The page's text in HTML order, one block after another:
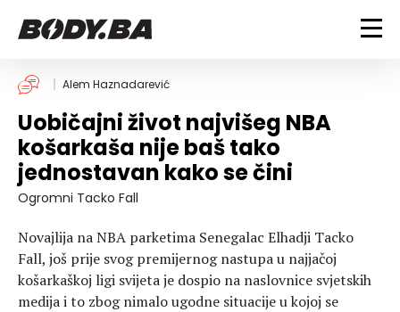
FITNESS
Vježbanje
Mršanje
Discipline
Indoor & Outdoor
BODYBUILDING
Trening i vježbe
Takmičarski bodybuilding
Ostalo
ISHRANA
Nutricionizam
Recepti
Suplementi
ZDRAVLJE
Um i tijelo
Povrede i bolesti
LIFESTYLE
Alem Haznadarević
Uobičajni život najvišeg NBA
košarkaša nije baš tako
jednostavan kako se čini
Ogromni Tacko Fall
Novajlija na NBA parketima Senegalac Elhadji Tacko
Fall, još prije svog premijernog nastupa u najjačoj
košarkaškoj ligi svijeta je dospio na naslovnice svjetskih
medija i to zbog nimalo ugodne situacije u kojoj se